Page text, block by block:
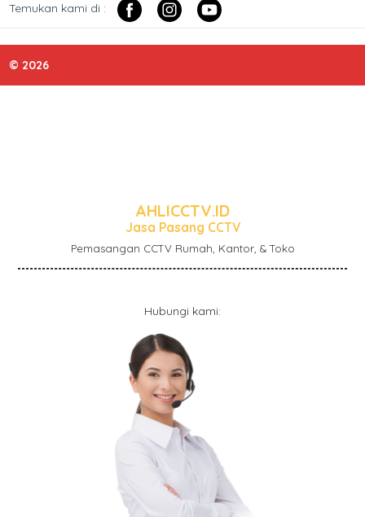
Temukan kami di :
© 2026
AHLICCTV.ID
Jasa Pasang CCTV
Pemasangan CCTV Rumah, Kantor, & Toko
Hubungi kami: